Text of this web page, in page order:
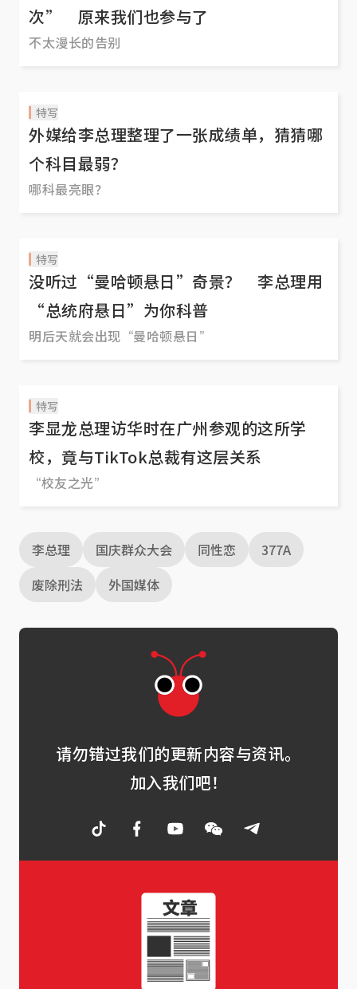
次” 原来我们也参与了
不太漫长的告别
特写
外媒给李总理整理了一张成绩单，猜猜哪
个科目最弱？
哪科最亮眼？
特写
没听过“曼哈顿悬日”奇景？ 李总理用
“总统府悬日”为你科普
明后天就会出现“曼哈顿悬日”
特写
李显龙总理访华时在广州参观的这所学
校，竟与TikTok总裁有这层关系
“校友之光”
李总理 国庆群众大会 同性恋
377A
废除刑法
外国媒体
请勿错过我们的更新内容与资讯。
加入我们吧！